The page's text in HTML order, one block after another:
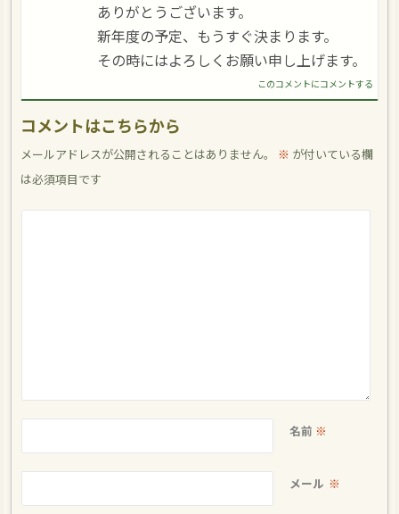
ありがとうございます。
新年度の予定、もうすぐ決まります。
その時にはよろしくお願い申し上げます。
このコメントにコメントする
コメントはこちらから
メールアドレスが公開されることはありません。 ※ が付いている欄
は必須項目です
名前 ※
メール ※